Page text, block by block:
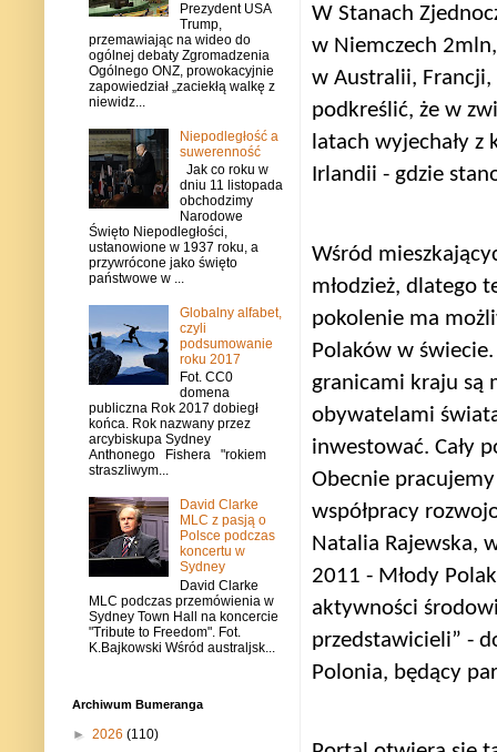
W Stanach
w Niemczech
w Australii, Francji,
podkreślić, że w
latach wyjechały
Irlandii - gdzie
Wśród
młodzież, dlatego
pokolenie ma
Polaków w
granicami kraju są
obywatelami
inwestować. Cały
Obecnie
współpracy
Natalia Rajewska,
2011 - Młody
aktywności
przedstawicieli” -
Polonia, będący
Prezydent USA
Trump,
przemawiając na wideo do
ogólnej debaty Zgromadzenia
Ogólnego ONZ, prowokacyjnie
zapowiedział „zaciekłą walkę z
niewidz...
Niepodległość a
suwerenność
Jak co roku w
dniu 11 listopada
obchodzimy
Narodowe
Święto Niepodległości,
ustanowione w 1937 roku, a
przywrócone jako święto
państwowe w ...
Globalny alfabet,
czyli
podsumowanie
roku 2017
Fot. CC0
domena
publiczna Rok 2017 dobiegł
końca. Rok nazwany przez
arcybiskupa Sydney
Anthonego Fishera "rokiem
straszliwym...
David Clarke
MLC z pasją o
Polsce podczas
koncertu w
Sydney
David Clarke
MLC podczas przemówienia w
Sydney Town Hall na koncercie
"Tribute to Freedom". Fot.
K.Bajkowski Wśród australjsk...
Archiwum Bumeranga
► 2026 (110)